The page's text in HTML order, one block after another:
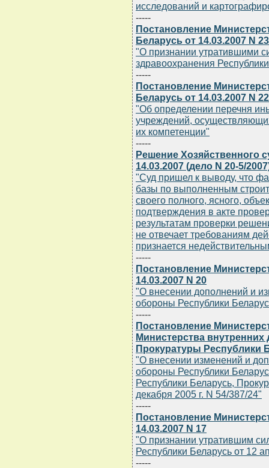
исследований и
-----
Постановление
Беларусь от 14.03.2007 N 23
"О признании утратившими
здравоохранения
-----
Постановление
Беларусь от 14.03.2007 N 22
"Об определении перечня
учреждений,
их компетенции"
-----
Решение Хозяйственного
14.03.2007 (дело N 20-5/
"Суд пришел к выводу, что
базы по выполненным
своего полного, ясного,
подтверждения в акте
результатам проверки
не отвечает требованиям
признается
-----
Постановление
14.03.2007 N 20
"О внесении дополнений и
обороны Республики
-----
Постановление
Министерства
Прокуратуры Республики
"О внесении изменений и
обороны Республики
Республики Беларусь,
декабря 2005 г. N 54/387/24"
-----
Постановление
14.03.2007 N 17
"О признании утратившим
Республики Беларусь от 12
-----